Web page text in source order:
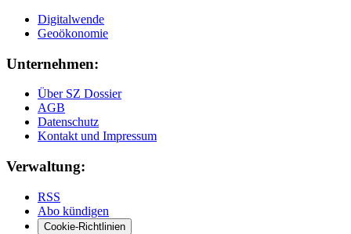
Digitalwende
Geoökonomie
Unternehmen:
Über SZ Dossier
AGB
Datenschutz
Kontakt und Impressum
Verwaltung:
RSS
Abo kündigen
Cookie-Richtlinien